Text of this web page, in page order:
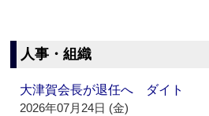
人事・組織
大津賀会長が退任へ ダイト
2026年07月24日 (金)